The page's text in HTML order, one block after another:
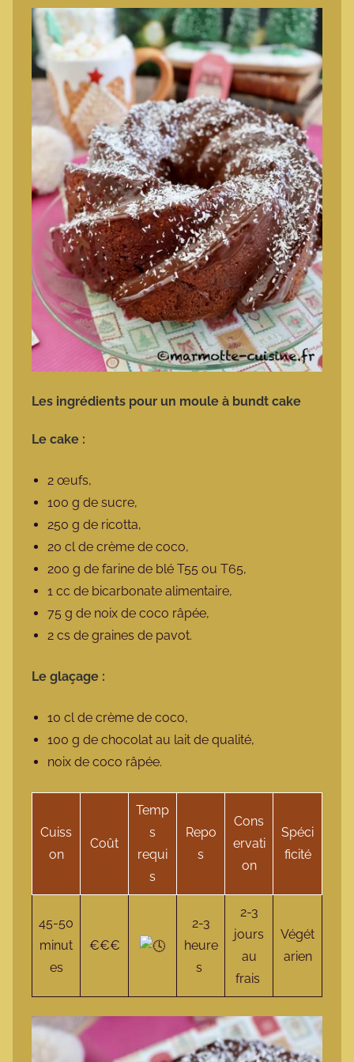
Les ingrédients pour un moule à bundt cake
Le cake :
2 œufs,
100 g de sucre,
250 g de ricotta,
20 cl de crème de coco,
200 g de farine de blé T55 ou T65,
1 cc de bicarbonate alimentaire,
75 g de noix de coco râpée,
2 cs de graines de pavot.
Le glaçage :
10 cl de crème de coco,
100 g de chocolat au lait de qualité,
noix de coco râpée.
Cuiss
on
Coût
Temp
s
requi
s
Repo
s
Cons
ervati
on
Spéci
ficité
45-50
minut
es
€€€
2-3
heure
s
2-3
jours
au
frais
Végét
arien